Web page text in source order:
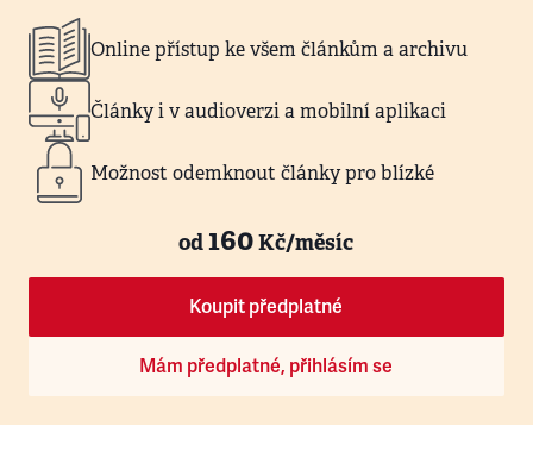
Online přístup ke všem článkům a archivu
Články i v audioverzi a mobilní aplikaci
Možnost odemknout články pro blízké
od160Kč/měsíc
Koupit předplatné
Mám předplatné, přihlásím se